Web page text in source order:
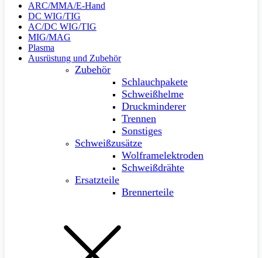
ARC/MMA/E-Hand
DC WIG/TIG
AC/DC WIG/TIG
MIG/MAG
Plasma
Ausrüstung und Zubehör
Zubehör
Schlauchpakete
Schweißhelme
Druckminderer
Trennen
Sonstiges
Schweißzusätze
Wolframelektroden
Schweißdrähte
Ersatzteile
Brennerteile